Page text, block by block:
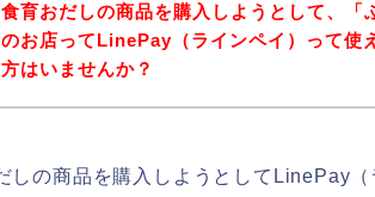
食育おだしの商品を購入しようとして、「
のお店ってLinePay（ラインペイ）って使
方はいませんか？
しの商品を購入しようとしてLinePay